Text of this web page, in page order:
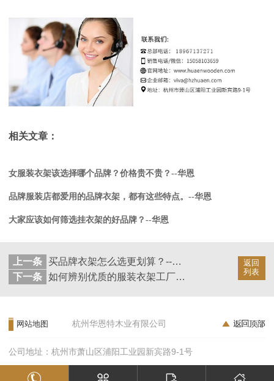
相关文章：
女服装衣架该选择哪个品牌？价格贵不贵？--华恩
品牌服装店都爱用的品牌衣架，都有这些特点。--华恩
大家应该如何筛选挂衣架的好品牌？--华恩
返回
列表
上一条
买品牌衣架怎么选更划算？--华恩
下一条
如何辨别优质的服装衣架工厂？有什么标准？--华恩
网站地图 杭州华恩特木业有限公司
公司地址：杭州市萧山区浦阳工业园新宾路9-1号